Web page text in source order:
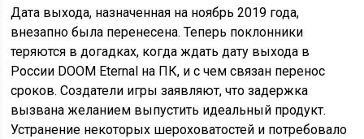
Дата выхода, назначенная на ноябрь 2019 года,
внезапно была перенесена. Теперь поклонники
теряются в догадках, когда ждать дату выхода в
России DOOM Eternal на ПК, и с чем связан перенос
сроков. Создатели игры заявляют, что задержка
вызвана желанием выпустить идеальный продукт.
Устранение некоторых шероховатостей и потребовало